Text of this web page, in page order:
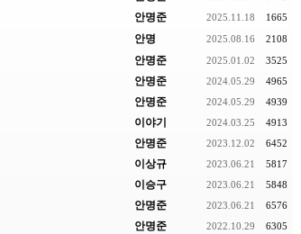
안명준 2025.11.18 1665
안명 2025.08.16 2108
안명준 2025.01.02 3525
안명준 2024.05.29 4965
안명준 2024.05.29 4939
이야기 2024.03.25 4913
안명준 2023.12.02 6452
이상규 2023.06.21 5817
이승구 2023.06.21 5848
안명준 2023.06.21 6576
안명준 2022.10.29 6305